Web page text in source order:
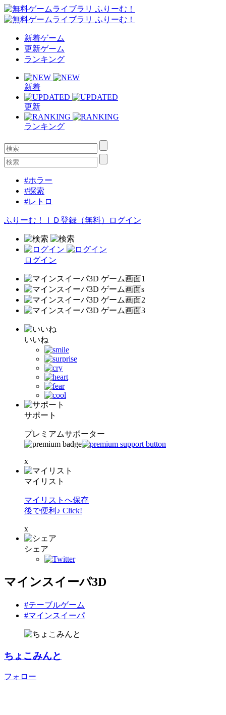
新着ゲーム
更新ゲーム
ランキング
新着
更新
ランキング
#ホラー
#探索
#レトロ
ふりーむ！ＩＤ登録（無料） ログイン
ログイン
いいね
サポート
プレミアムサポーター
x
マイリスト
マイリストへ保存
後で便利♪ Click!
x
シェア
マインスイーパ3D
#テーブルゲーム
#マインスイーパ
ちょこみんと
フォロー